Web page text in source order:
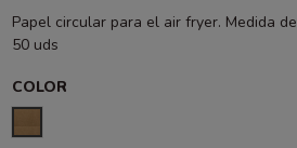
Papel circular para el air fryer. Medida
50 uds
COLOR